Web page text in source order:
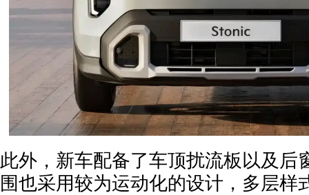
此外，新车配备了车顶扰流板以及后
围也采用较为运动化的设计，多层样